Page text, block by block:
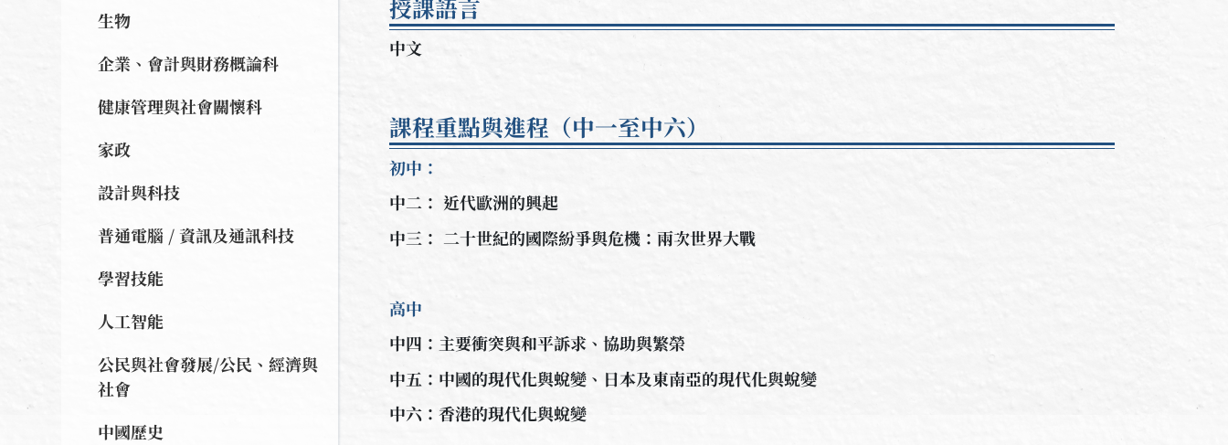
生物
企業、會計與財務概論科
健康管理與社會關懷科
家政
設計與科技
普通電腦 / 資訊及通訊科技
學習技能
人工智能
公民與社會發展/公民、經濟與
社會
中國歷史
授課語言
中文
課程重點與進程（中一至中六）
初中：
中二： 近代歐洲的興起
中三： 二十世紀的國際紛爭與危機：兩次世界大戰
高中
中四：主要衝突與和平訴求、協助與繁榮
中五：中國的現代化與蛻變、日本及東南亞的現代化與蛻變
中六：香港的現代化與蛻變